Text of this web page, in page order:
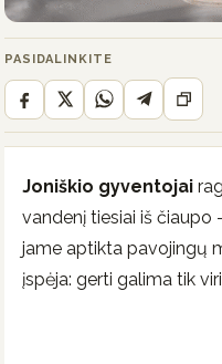
PASIDALINKITE
Joniškio gyventojai
vandenį tiesiai iš čiaupo
jame aptikta pavojingų
įspėja: gerti galima tik